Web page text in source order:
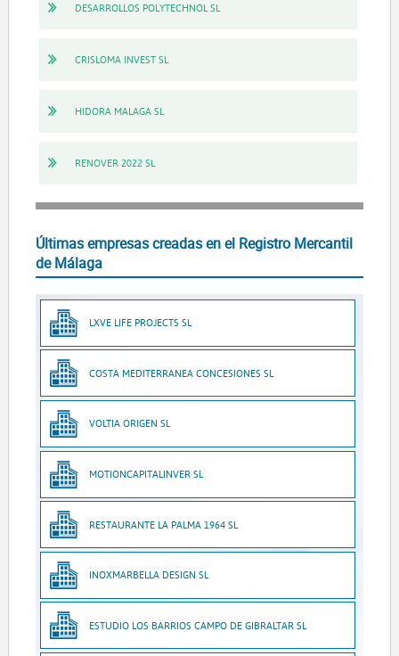
DESARROLLOS POLYTECHNOL SL
CRISLOMA INVEST SL
HIDORA MALAGA SL
RENOVER 2022 SL
Últimas empresas creadas en el Registro Mercantil
de Málaga
LXVE LIFE PROJECTS SL
COSTA MEDITERRANEA CONCESIONES SL
VOLTIA ORIGEN SL
MOTIONCAPITALINVER SL
RESTAURANTE LA PALMA 1964 SL
INOXMARBELLA DESIGN SL
ESTUDIO LOS BARRIOS CAMPO DE GIBRALTAR SL